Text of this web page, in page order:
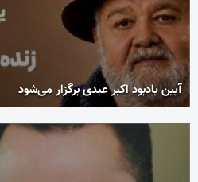
آیین یادبود اکبر عبدی برگزار می‌شود